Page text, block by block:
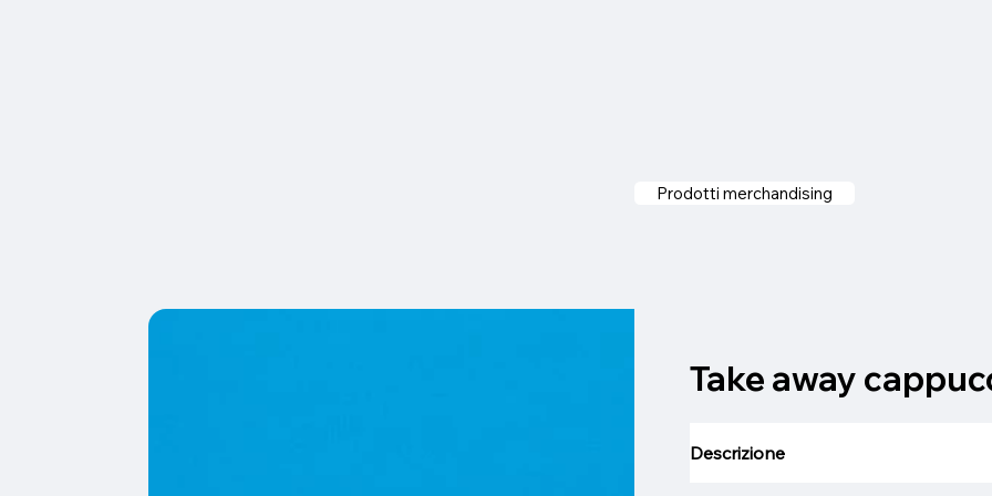
Prodotti merchandising
Take away
Descrizione